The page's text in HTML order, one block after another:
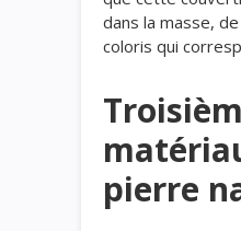
dans la masse,
coloris qui
pierre